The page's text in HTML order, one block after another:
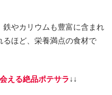
やカリウムも豊富に含まれ
るほど、栄養満点の食材で
える絶品ポテサラ ↓↓